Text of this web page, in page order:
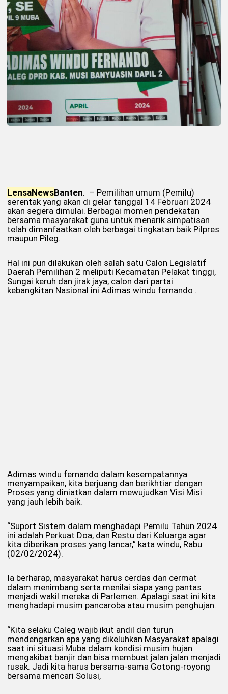
LensaNewsBanten. – Pemilihan umum (Pemilu)
serentak yang akan di gelar tanggal 14 Februari 2024
akan segera dimulai. Berbagai momen pendekatan
bersama masyarakat guna untuk menarik simpatisan
telah dimanfaatkan oleh berbagai tingkatan baik Pilpres
maupun Pileg.
Hal ini pun dilakukan oleh salah satu Calon Legislatif
Daerah Pemilihan 2 meliputi Kecamatan Pelakat tinggi,
Sungai keruh dan jirak jaya, calon dari partai
kebangkitan Nasional ini Adimas windu fernando .
Adimas windu fernando dalam kesempatannya
menyampaikan, kita berjuang dan berikhtiar dengan
Proses yang diniatkan dalam mewujudkan Visi Misi
yang jauh lebih baik.
“Suport Sistem dalam menghadapi Pemilu Tahun 2024
ini adalah Perkuat Doa, dan Restu dari Keluarga agar
kita diberikan proses yang lancar,” kata windu, Rabu
(02/02/2024).
Ia berharap, masyarakat harus cerdas dan cermat
dalam menimbang serta menilai siapa yang pantas
menjadi wakil mereka di Parlemen. Apalagi saat ini kita
menghadapi musim pancaroba atau musim penghujan.
“Kita selaku Caleg wajib ikut andil dan turun
mendengarkan apa yang dikeluhkan Masyarakat apalagi
saat ini situasi Muba dalam kondisi musim hujan
mengakibat banjir dan bisa membuat jalan jalan menjadi
rusak. Jadi kita harus bersama-sama Gotong-royong
bersama mencari Solusi,